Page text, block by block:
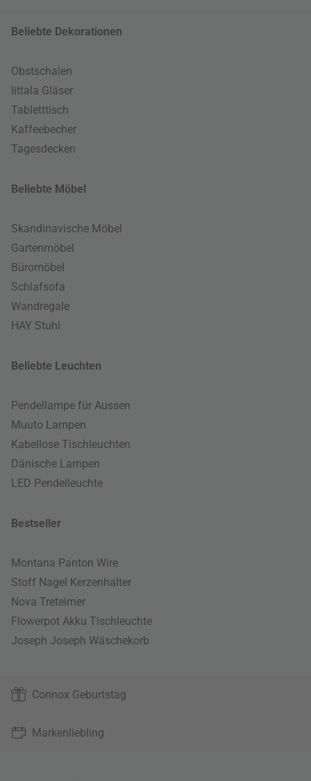
Beliebte Dekorationen
Obstschalen
Iittala Gläser
Tabletttisch
Kaffeebecher
Tagesdecken
Beliebte Möbel
Skandinavische Möbel
Gartenmöbel
Büromöbel
Schlafsofa
Wandregale
HAY Stuhl
Beliebte Leuchten
Pendellampe für Aussen
Muuto Lampen
Kabellose Tischleuchten
Dänische Lampen
LED Pendelleuchte
Bestseller
Montana Panton Wire
Stoff Nagel Kerzenhalter
Nova Treteimer
Flowerpot Akku Tischleuchte
Joseph Joseph Wäschekorb
Connox Geburtstag
Markenliebling